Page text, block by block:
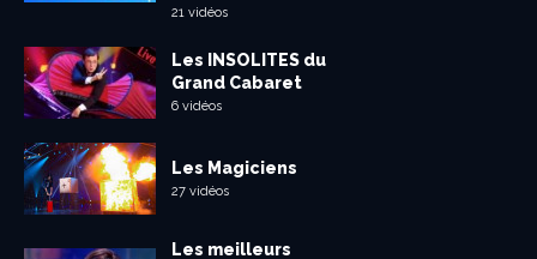
21 vidéos
Les INSOLITES du
Grand Cabaret
6 vidéos
Les Magiciens
27 vidéos
Les meilleurs